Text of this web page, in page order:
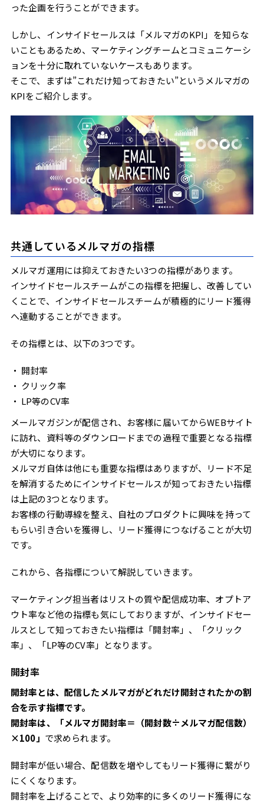
った企画を行うことができます。
しかし、インサイドセールスは「メルマガのKPI」を知らな
いこともあるため、マーケティングチームとコミュニケーシ
ョンを十分に取れていないケースもあります。
そこで、まずは”これだけ知っておきたい”というメルマガの
KPIをご紹介します。
共通しているメルマガの指標
メルマガ運用には抑えておきたい3つの指標があります。
インサイドセールスチームがこの指標を把握し、改善してい
くことで、インサイドセールスチームが積極的にリード獲得
へ連動することができます。
その指標とは、以下の3つです。
開封率
クリック率
LP等のCV率
メールマガジンが配信され、お客様に届いてからWEBサイト
に訪れ、資料等のダウンロードまでの過程で重要となる指標
が大切になります。
メルマガ自体は他にも重要な指標はありますが、リード不足
を解消するためにインサイドセールスが知っておきたい指標
は上記の3つとなります。
お客様の行動導線を整え、自社のプロダクトに興味を持って
もらい引き合いを獲得し、リード獲得につなげることが大切
です。
これから、各指標について解説していきます。
マーケティング担当者はリストの質や配信成功率、オプトア
ウト率など他の指標も気にしておりますが、インサイドセー
ルスとして知っておきたい指標は「開封率」、「クリック
率」、「LP等のCV率」となります。
開封率
開封率とは、配信したメルマガがどれだけ開封されたかの割
合を示す指標です。
開封率は、「メルマガ開封率＝（開封数÷メルマガ配信数）
×100」 で求められます。
開封率が低い場合、配信数を増やしてもリード獲得に繋がり
にくくなります。
開封率を上げることで、より効率的に多くのリード獲得にな